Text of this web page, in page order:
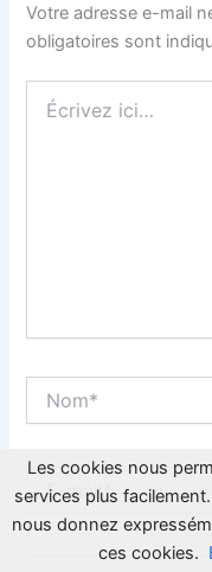
Votre adresse e-mail
obligatoires sont
ici…
E-
mail*
Les cookies nous
services plus
nous donnez
ces cookies.